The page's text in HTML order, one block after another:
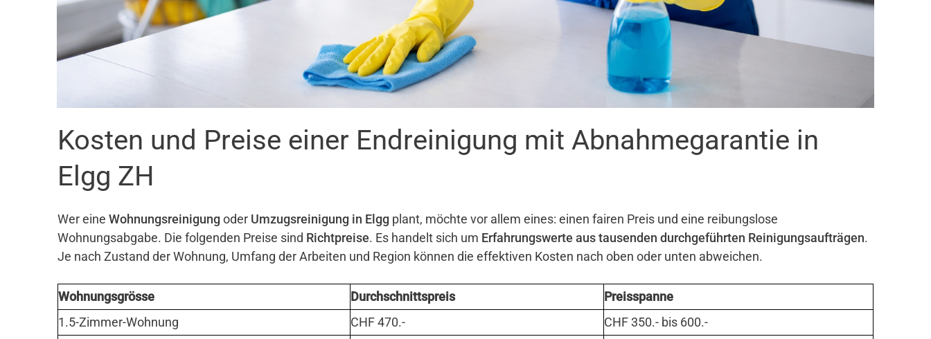
Kosten und Preise einer Endreinigung mit Abnahmegarantie in
Elgg ZH
Wer eine Wohnungsreinigung oder Umzugsreinigung in Elgg plant, möchte vor allem eines: einen fairen Preis und eine reibungslose
Wohnungsabgabe. Die folgenden Preise sind Richtpreise. Es handelt sich um Erfahrungswerte aus tausenden durchgeführten Reinigungsaufträgen.
Je nach Zustand der Wohnung, Umfang der Arbeiten und Region können die effektiven Kosten nach oben oder unten abweichen.
Wohnungsgrösse Durchschnittspreis
Preisspanne
1.5-Zimmer-Wohnung
CHF 470.-
CHF 350.- bis 600.-